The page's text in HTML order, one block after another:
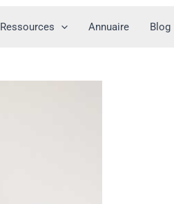
Ressources Annuaire Blog